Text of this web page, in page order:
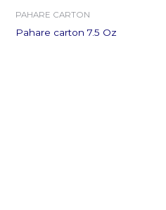
PAHARE CARTON
Pahare carton 7.5 Oz